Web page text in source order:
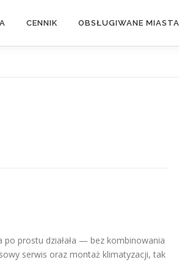
CENNIK OBSŁUGIWANE
po prostu działała — bez kombinowania
serwis oraz montaż klimatyzacji, tak